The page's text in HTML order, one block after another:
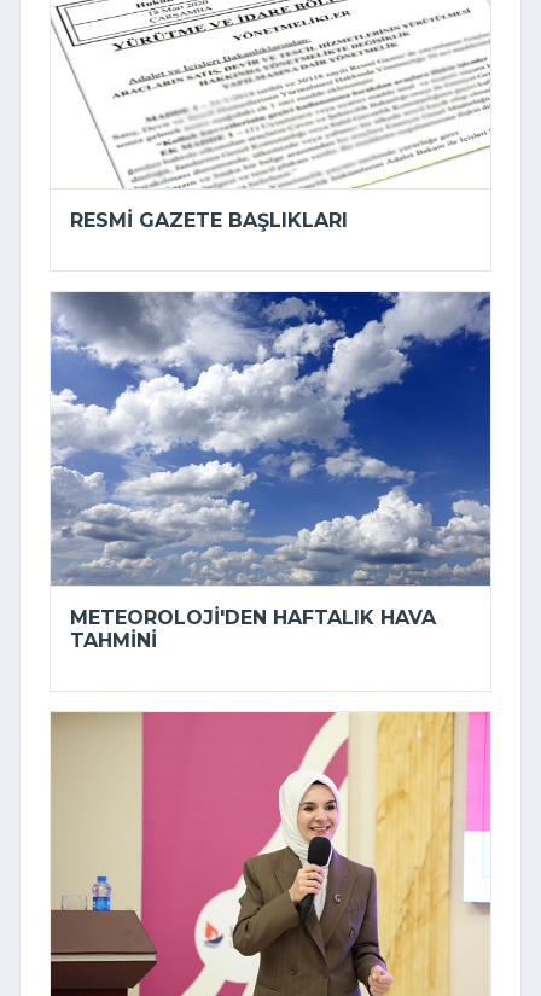
RESMI GAZETE BAŞLIKLARI
METEOROLOJI'DEN HAFTALIK HAVA
TAHMINI